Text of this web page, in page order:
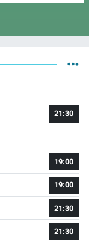
21:30
19:00
19:00
21:30
21:30